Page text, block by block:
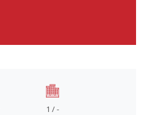
1 / -